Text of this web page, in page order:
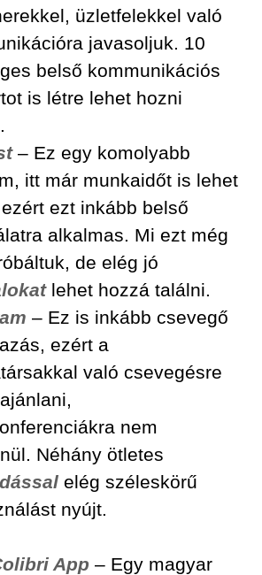
üzletfelekkel való
javasoljuk. 10
belső kommunikációs
is létre lehet hozni
– Ez egy komolyabb
itt már munkaidőt is lehet
ezt inkább belső
alkalmas. Mi ezt még
de elég jó
lehet hozzá találni.
– Ez is inkább csevegő
ezért a
való csevegésre
nem
Néhány ötletes
elég széleskörű
nyújt.
App – Egy magyar